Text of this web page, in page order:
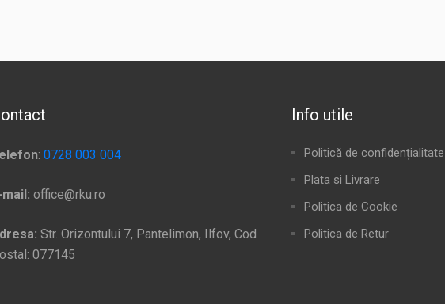
: 0728 003 004
mail: office@rku.ro
Str. Orizontului 7, Pantelimon, Ilfov, Cod
077145
Info utile
Politică de confidențialitate
Plata si Livrare
Politica de Cookie
Politica de Retur